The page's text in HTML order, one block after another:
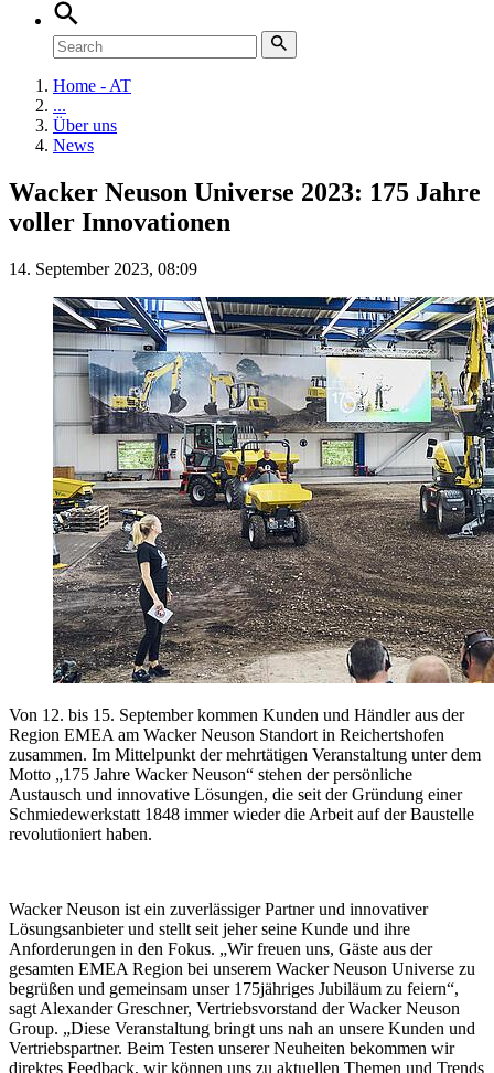
Home - AT
...
Über uns
News
Wacker Neuson Universe 2023: 175 Jahre
voller Innovationen
14. September 2023, 08:09
Von 12. bis 15. September kommen Kunden und Händler aus der
Region EMEA am Wacker Neuson Standort in Reichertshofen
zusammen. Im Mittelpunkt der mehrtätigen Veranstaltung unter dem
Motto „175 Jahre Wacker Neuson“ stehen der persönliche
Austausch und innovative Lösungen, die seit der Gründung einer
Schmiedewerkstatt 1848 immer wieder die Arbeit auf der Baustelle
revolutioniert haben.
Wacker Neuson ist ein zuverlässiger Partner und innovativer
Lösungsanbieter und stellt seit jeher seine Kunde und ihre
Anforderungen in den Fokus. „Wir freuen uns, Gäste aus der
gesamten EMEA Region bei unserem Wacker Neuson Universe zu
begrüßen und gemeinsam unser 175jähriges Jubiläum zu feiern“,
sagt Alexander Greschner, Vertriebsvorstand der Wacker Neuson
Group. „Diese Veranstaltung bringt uns nah an unsere Kunden und
Vertriebspartner. Beim Testen unserer Neuheiten bekommen wir
direktes Feedback, wir können uns zu aktuellen Themen und Trends